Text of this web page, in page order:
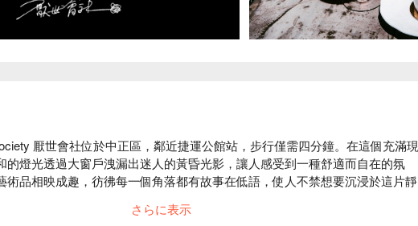
厭世會社位於中正區，鄰近捷運公館站，步行僅需四分鐘。在這個充滿現
的燈光透過大窗戶洩漏出迷人的黃昏光影，讓人感受到一種舒適而自在的氛
術品相映成趣，彷彿每一個角落都有故事在低語，使人不禁想要沉浸於這片靜
さらに表示